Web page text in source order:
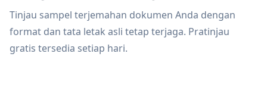
Tinjau sampel terjemahan dokumen Anda dengan
format dan tata letak asli tetap terjaga. Pratinjau
gratis tersedia setiap hari.